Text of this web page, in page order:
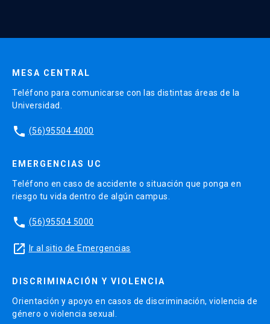
Por otro lado, si tu TNE es anterior al 2016
directamente en las oficinas de TNE. Para
más información, haz clic AQUÍ.
una nueva tarjeta por reposición no deben
MESA CENTRAL
Teléfono para comunicarse con las distintas áreas de la
Universidad.
phone (56)95504 4000
EMERGENCIAS UC
Teléfono en caso de accidente o situación que ponga en
riesgo tu vida dentro de algún campus.
phone (56)95504 5000
launch Ir al sitio de Emergencias
DISCRIMINACIÓN Y VIOLENCIA
Orientación y apoyo en casos de discriminación, violencia de
género o violencia sexual.